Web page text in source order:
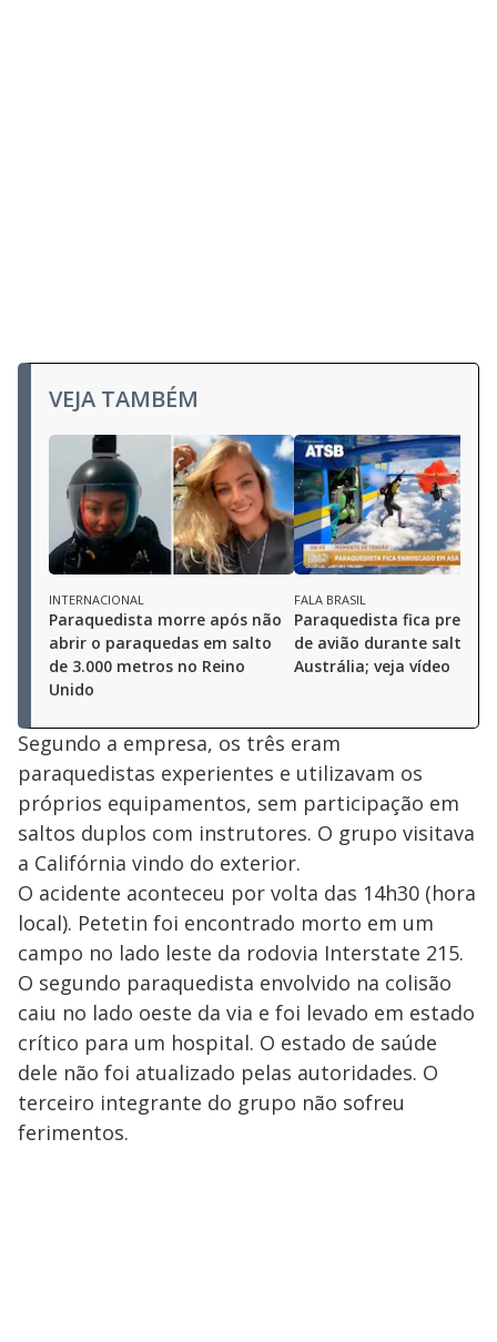
VEJA TAMBÉM
INTERNACIONAL
Paraquedista morre após não
abrir o paraquedas em salto
de 3.000 metros no Reino
Unido
FALA BRASIL
Paraquedista fica preso à
de avião durante salto na
Austrália; veja vídeo
Segundo a empresa, os três eram
paraquedistas experientes e utilizavam os
próprios equipamentos, sem participação em
saltos duplos com instrutores. O grupo visitava
a Califórnia vindo do exterior.
O acidente aconteceu por volta das 14h30 (hora
local). Petetin foi encontrado morto em um
campo no lado leste da rodovia Interstate 215.
O segundo paraquedista envolvido na colisão
caiu no lado oeste da via e foi levado em estado
crítico para um hospital. O estado de saúde
dele não foi atualizado pelas autoridades. O
terceiro integrante do grupo não sofreu
ferimentos.